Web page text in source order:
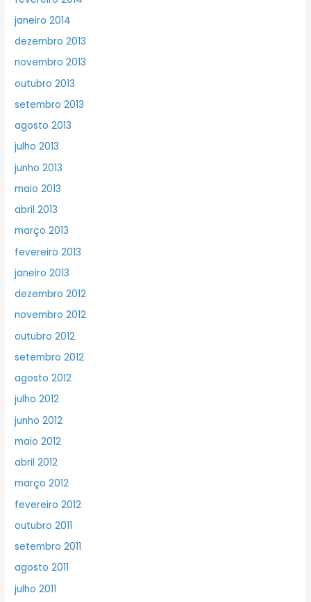
janeiro 2014
dezembro 2013
novembro 2013
outubro 2013
setembro 2013
agosto 2013
julho 2013
junho 2013
maio 2013
abril 2013
março 2013
fevereiro 2013
janeiro 2013
dezembro 2012
novembro 2012
outubro 2012
setembro 2012
agosto 2012
julho 2012
junho 2012
maio 2012
abril 2012
março 2012
fevereiro 2012
outubro 2011
setembro 2011
agosto 2011
julho 2011